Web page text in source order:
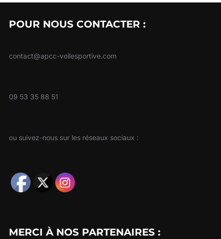
POUR NOUS CONTACTER :
contact@apcc-voilesportive.com
09 53 35 88 51
ou suivez-nous sur les réseaux sociaux :
MERCI À NOS PARTENAIRES :